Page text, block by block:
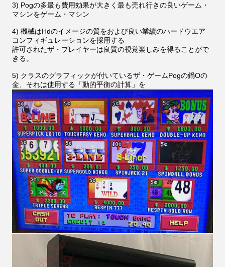
3) Pogの多最も費用効果が大きく最も売れ行きの良いゲーム・
マシンをゲーム・マシン
4) 機械はHdのイメージの質をおよび良い業績のハードウエア
コンフィギュレーションを採用する
許可されたザ・プレイヤーは良質の視覚楽しみを得ることがで
きる。
5) クラスのグラフィックが付いているザ・ゲームPogの鍋Oの
金、それは使用する「動的平衡の計算」を